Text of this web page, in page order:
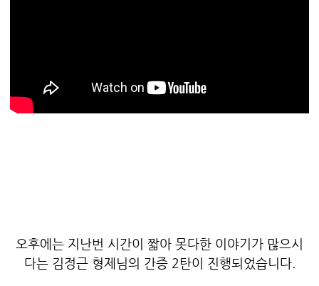
오후에는 지난번 시간이 짧아 못다한 이야기가 많으시
다는 김정근 형제님의 간증 2탄이 진행되었습니다.